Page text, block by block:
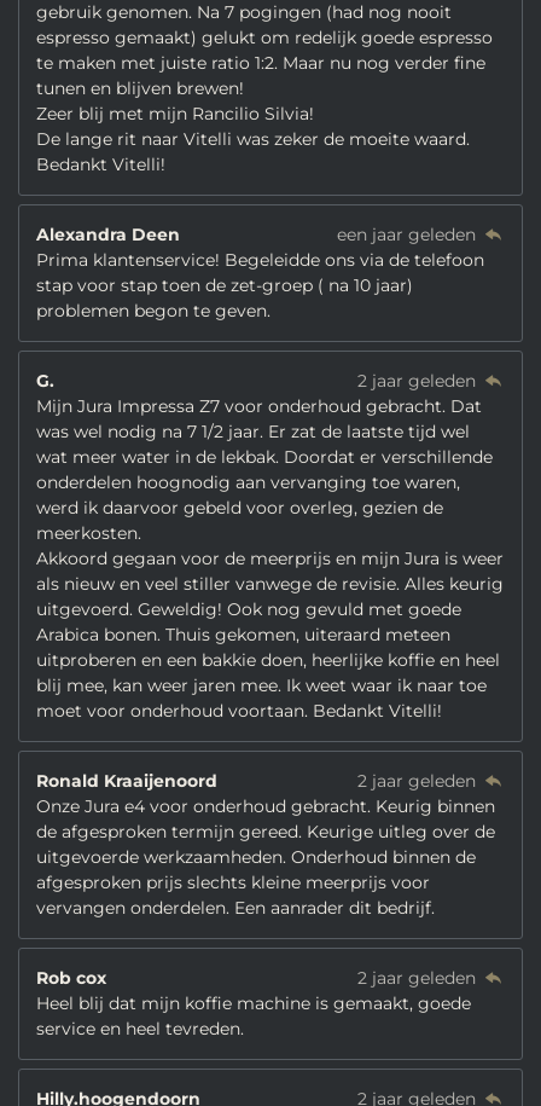
gebruik genomen. Na 7 pogingen (had nog nooit
espresso gemaakt) gelukt om redelijk goede espresso
te maken met juiste ratio 1:2. Maar nu nog verder fine
tunen en blijven brewen!
Zeer blij met mijn Rancilio Silvia!
De lange rit naar Vitelli was zeker de moeite waard.
Bedankt Vitelli!
Alexandra Deen
een jaar geleden
Prima klantenservice! Begeleidde ons via de telefoon
stap voor stap toen de zet-groep ( na 10 jaar)
problemen begon te geven.
G.
2 jaar geleden
Mijn Jura Impressa Z7 voor onderhoud gebracht. Dat
was wel nodig na 7 1/2 jaar. Er zat de laatste tijd wel
wat meer water in de lekbak. Doordat er verschillende
onderdelen hoognodig aan vervanging toe waren,
werd ik daarvoor gebeld voor overleg, gezien de
meerkosten.
Akkoord gegaan voor de meerprijs en mijn Jura is weer
als nieuw en veel stiller vanwege de revisie. Alles keurig
uitgevoerd. Geweldig! Ook nog gevuld met goede
Arabica bonen. Thuis gekomen, uiteraard meteen
uitproberen en een bakkie doen, heerlijke koffie en heel
blij mee, kan weer jaren mee. Ik weet waar ik naar toe
moet voor onderhoud voortaan. Bedankt Vitelli!
Ronald Kraaijenoord
2 jaar geleden
Onze Jura e4 voor onderhoud gebracht. Keurig binnen
de afgesproken termijn gereed. Keurige uitleg over de
uitgevoerde werkzaamheden. Onderhoud binnen de
afgesproken prijs slechts kleine meerprijs voor
vervangen onderdelen. Een aanrader dit bedrijf.
Rob cox
2 jaar geleden
Heel blij dat mijn koffie machine is gemaakt, goede
service en heel tevreden.
Hilly.hoogendoorn 2 jaar geleden